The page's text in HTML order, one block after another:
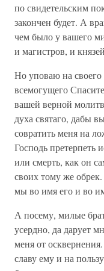
по свидетельским
закончен будет. А
чем было у вашего
и магистров, и
Но уповаю на
всемогущего
вашей верной
духа святаго, дабы
совратить меня на
Господь претерпеть
или смерть, как он
своих тому же
мы во имя его и во
А посему, милые
усердно, да дарует
меня от
славу ему и на